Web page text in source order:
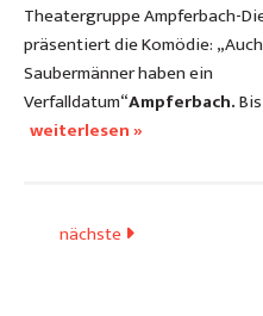
Theatergruppe Ampferbach-
präsentiert die Komödie: „Auch
Saubermänner haben ein
Verfalldatum“Ampferbach.
weiterlesen »
nächste